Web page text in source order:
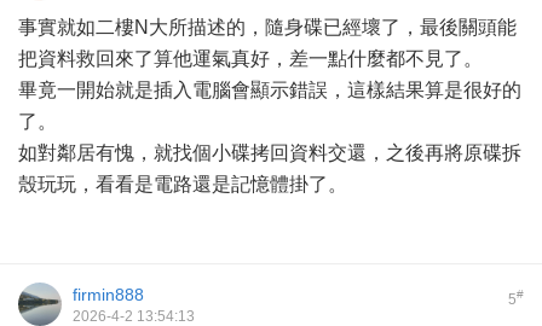
事實就如二樓N大所描述的，隨身碟已經壞了，最後關頭能
把資料救回來了算他運氣真好，差一點什麼都不見了。
畢竟一開始就是插入電腦會顯示錯誤，這樣結果算是很好的
了。
如對鄰居有愧，就找個小碟拷回資料交還，之後再將原碟拆
殼玩玩，看看是電路還是記憶體掛了。
5#
firmin888
2026-4-2 13:54:13